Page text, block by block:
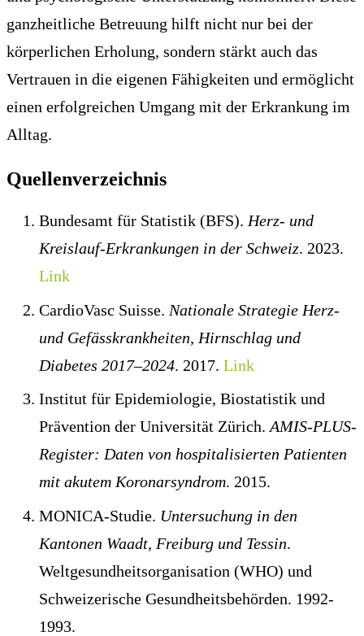
ganzheitliche Betreuung hilft nicht nur bei der
körperlichen Erholung, sondern stärkt auch das
Vertrauen in die eigenen Fähigkeiten und ermöglicht
einen erfolgreichen Umgang mit der Erkrankung im
Alltag.
Quellenverzeichnis
Bundesamt für Statistik (BFS). Herz- und
Kreislauf-Erkrankungen in der Schweiz. 2023.
Link
CardioVasc Suisse. Nationale Strategie Herz-
und Gefässkrankheiten, Hirnschlag und
Diabetes 2017–2024. 2017. Link
Institut für Epidemiologie, Biostatistik und
Prävention der Universität Zürich. AMIS-PLUS-
Register: Daten von hospitalisierten Patienten
mit akutem Koronarsyndrom. 2015.
MONICA-Studie. Untersuchung in den
Kantonen Waadt, Freiburg und Tessin.
Weltgesundheitsorganisation (WHO) und
Schweizerische Gesundheitsbehörden. 1992-
1993.